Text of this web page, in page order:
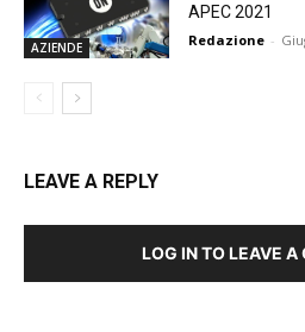
AZIENDE
APEC 2021
Redazione -
LEAVE A REPLY
LOG IN TO LEAVE